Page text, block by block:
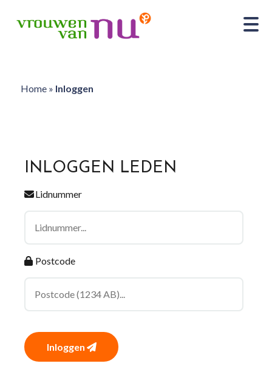
Home» Inloggen
INLOGGEN LEDEN
Lidnummer
Postcode
Inloggen